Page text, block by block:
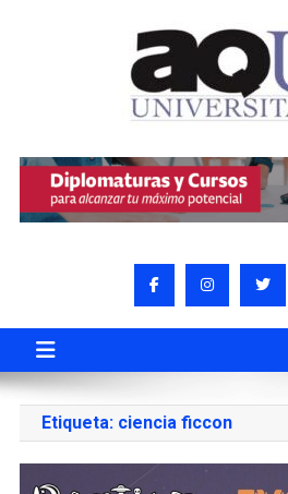
Etiqueta: ciencia ficcon